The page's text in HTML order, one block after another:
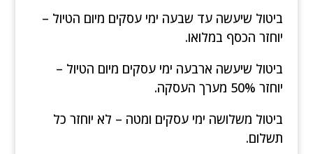
ביטול שיעשה עד שבעה ימי עסקים מיום הטיול –
יוחזר הכסף במלואו.
ביטול שיעשה ארבעה ימי עסקים מיום הטיול –
יוחזר 50% מערך העסקה.
ביטול משלושה ימי עסקים ומטה – לא יוחזר כל
תשלום.